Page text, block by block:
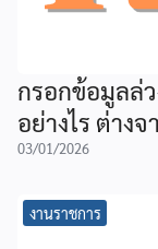
กรอกข้อมูลล่
อย่างไร ต่าง
03/01/2026
งานราชการ